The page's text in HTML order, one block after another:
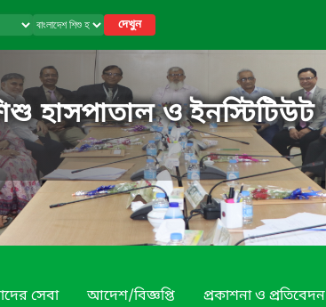
দেখুন
হাসপাতাল ও ইনস্টিটিউট
সেবা আদেশ/বিজ্ঞপ্তি প্রকাশনা ও প্রতিবেদন